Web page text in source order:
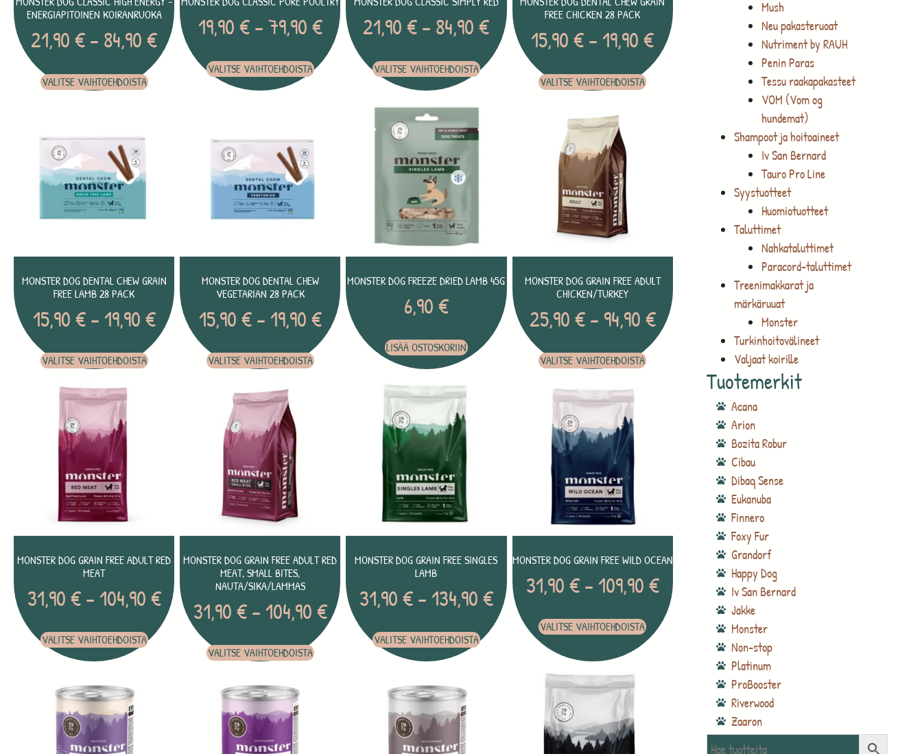
Mush
Neu pakasteruoat
Nutriment by RAUH
Penin Paras
Tessu raakapakasteet
VOM (Vom og
hundemat)
Shampoot ja hoitoaineet
Iv San Bernard
Tauro Pro Line
Syystuotteet
Huomiotuotteet
Taluttimet
Nahkataluttimet
Paracord-taluttimet
Treenimakkarat ja
märkäruuat
Monster
Turkinhoitovälineet
Valjaat koirille
Tuotemerkit
Acana
Arion
Bozita Robur
Cibau
Dibaq Sense
Eukanuba
Finnero
Foxy Fur
Grandorf
Happy Dog
Iv San Bernard
Jakke
Monster
Non-stop
Platinum
ProBooster
Riverwood
Zaaron
ENERGIAPITOINEN KOIRANRUOKA
21,90€– 84,90€
VALITSE VAIHTOEHDOISTA
19,90€–79,90€
VALITSE VAIHTOEHDOISTA
21,90€– 84,90€
VALITSE VAIHTOEHDOISTA
FREE CHICKEN 28 PACK
15,90€– 19,90€
VALITSE VAIHTOEHDOISTA
MONSTER DOG DENTAL CHEW GRAIN
FREE LAMB 28 PACK
15,90€– 19,90€
VALITSE VAIHTOEHDOISTA
MONSTER DOG DENTAL CHEW
VEGETARIAN 28 PACK
15,90€– 19,90€
VALITSE VAIHTOEHDOISTA
MONSTER DOG FREEZE DRIED LAMB 45G
6,90€
LISÄÄ OSTOSKORIIN
MONSTER DOG GRAIN FREE ADULT
CHICKEN/TURKEY
25,90€– 94,90€
VALITSE VAIHTOEHDOISTA
MONSTER DOG GRAIN FREE ADULT RED
MEAT
31,90€– 104,90€
VALITSE VAIHTOEHDOISTA
MONSTER DOG GRAIN FREE ADULT RED
MEAT, SMALL BITES,
NAUTA/SIKA/LAMMAS
31,90€– 104,90€
VALITSE VAIHTOEHDOISTA
MONSTER DOG GRAIN FREE SINGLES
LAMB
31,90€– 134,90€
VALITSE VAIHTOEHDOISTA
MONSTER DOG GRAIN FREE WILD OCEAN
31,90€– 109,90€
VALITSE VAIHTOEHDOISTA